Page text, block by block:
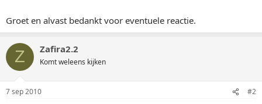
Groet en alvast bedankt voor eventuele reactie.
Z Zafira2.2
Komt weleens kijken
7 sep 2010 #2